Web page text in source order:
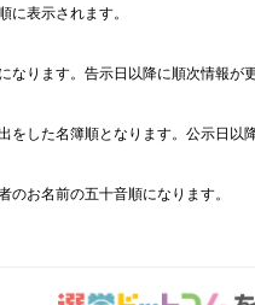
に表示されます。
ります。告示日以降に順次情報が
をした名簿順となります。公示日以
お名前の五十音順になります。